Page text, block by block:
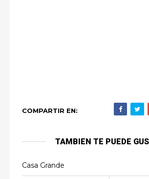
COMPARTIR EN:
TAMBIEN TE PUEDE
Casa Grande